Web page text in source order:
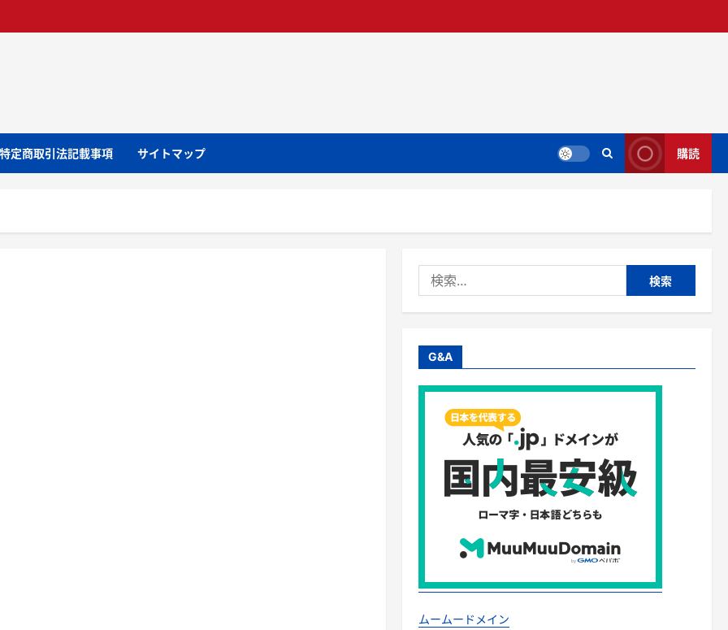
特定商取引法記載事項 サイトマップ 購読
索:
G&A
ムームードメイン